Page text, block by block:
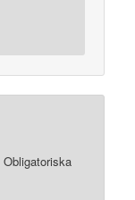
Obligatoriska